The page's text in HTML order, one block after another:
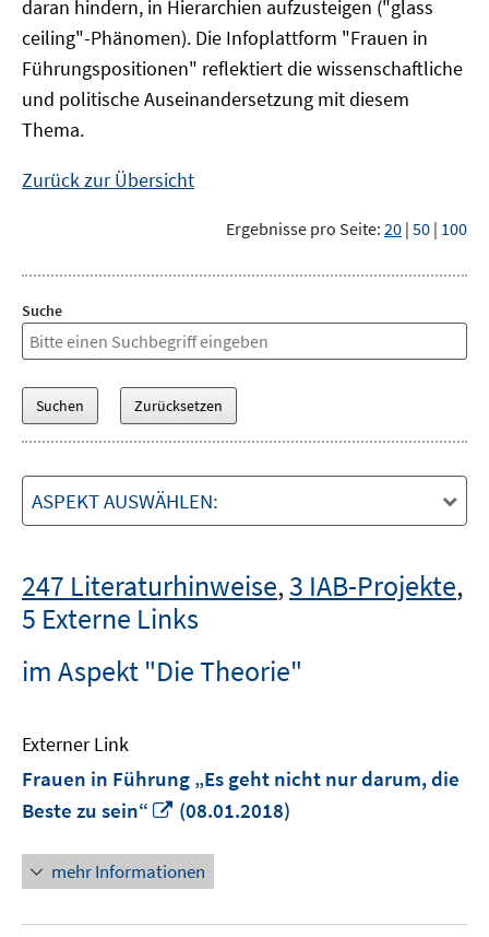
daran hindern, in Hierarchien aufzusteigen ("glass
ceiling"-Phänomen). Die Infoplattform "Frauen in
Führungspositionen" reflektiert die wissenschaftliche
und politische Auseinandersetzung mit diesem
Thema.
Zurück zur Übersicht
Ergebnisse pro Seite: 20 | 50 | 100
Suche
ASPEKT AUSWÄHLEN:
247 Literaturhinweise,3 IAB-Projekte,
5 Externe Links
im Aspekt "Die Theorie"
Externer Link
Frauen in Führung „Es geht nicht nur darum, die
Beste zu sein“
In
Fenster
öffnen
(08.01.2018)
mehr Informationen